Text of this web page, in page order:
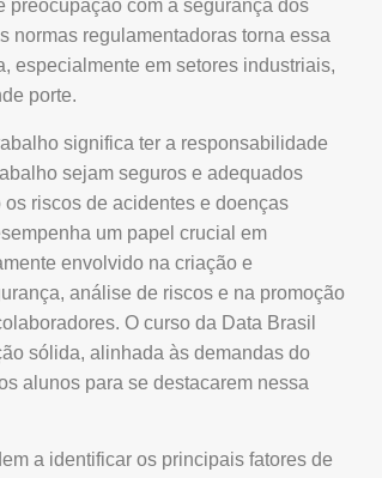
preocupação com a segurança dos
normas regulamentadoras torna essa
especialmente em setores industriais,
porte.
significa ter a responsabilidade
sejam seguros e adequados
riscos de acidentes e doenças
um papel crucial em
envolvido na criação e
análise de riscos e na promoção
O curso da Data Brasil
sólida, alinhada às demandas do
alunos para se destacarem nessa
a identificar os principais fatores de